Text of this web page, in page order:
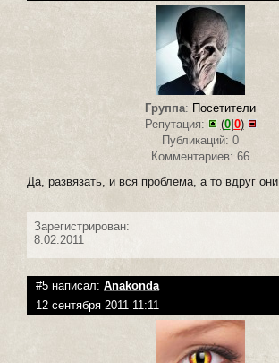
Группа: Посетители
Репутация:
(0| 0)
Публикаций: 0
Комментариев: 66
Да, развязать, и вся проблема, а то вдруг
Зарегистрирован:
8.02.2011
#5 написал: Anakonda
12 сентября 2011 11:11